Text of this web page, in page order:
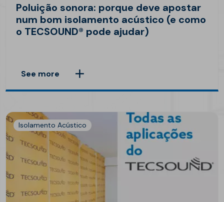
Poluição sonora: porque deve apostar
num bom isolamento acústico (e como
o TECSOUND® pode ajudar)
See more
Isolamento Acústico